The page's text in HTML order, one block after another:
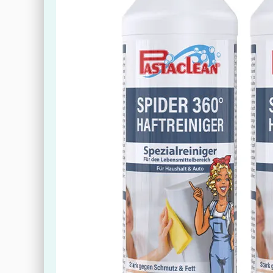
aus Bambus / 8%
Bodenmopp bequem
online bestellen!
für alle, die eine effiziente
und gründliche Reinigung
suchen. Dank ihrer hohen
Schmutzaufnahme und
Feuchtigkeitsaufnahme
benötigen Sie nicht viel
Zeit oder Mühe für die
Reinigung.Lieferumfang2x
BodentuchMaterial: 60%
Polyester / 26% Polyamid /
14% Bambus
ViskoseGröße je
Bodentuch: 50 x
70cmJetzt die praktischen
Bambus Bodentücher